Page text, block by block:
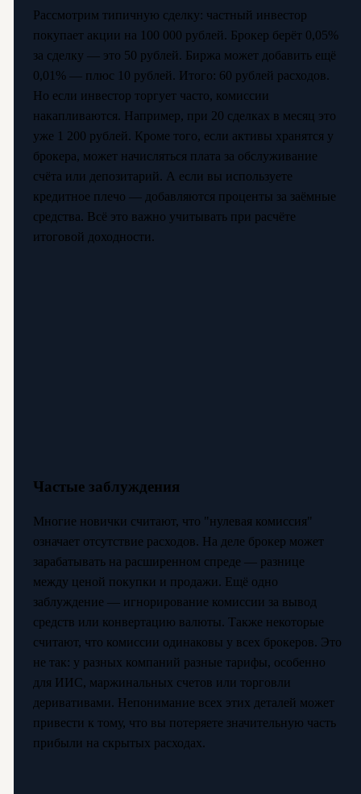
Рассмотрим типичную сделку: частный инвестор
покупает акции на 100 000 рублей. Брокер берёт 0,05%
за сделку — это 50 рублей. Биржа может добавить ещё
0,01% — плюс 10 рублей. Итого: 60 рублей расходов.
Но если инвестор торгует часто, комиссии
накапливаются. Например, при 20 сделках в месяц это
уже 1 200 рублей. Кроме того, если активы хранятся у
брокера, может начисляться плата за обслуживание
счёта или депозитарий. А если вы используете
кредитное плечо — добавляются проценты за заёмные
средства. Всё это важно учитывать при расчёте
итоговой доходности.
Частые заблуждения
Многие новички считают, что "нулевая комиссия"
означает отсутствие расходов. На деле брокер может
зарабатывать на расширенном спреде — разнице
между ценой покупки и продажи. Ещё одно
заблуждение — игнорирование комиссии за вывод
средств или конвертацию валюты. Также некоторые
считают, что комиссии одинаковы у всех брокеров. Это
не так: у разных компаний разные тарифы, особенно
для ИИС, маржинальных счетов или торговли
деривативами. Непонимание всех этих деталей может
привести к тому, что вы потеряете значительную часть
прибыли на скрытых расходах.